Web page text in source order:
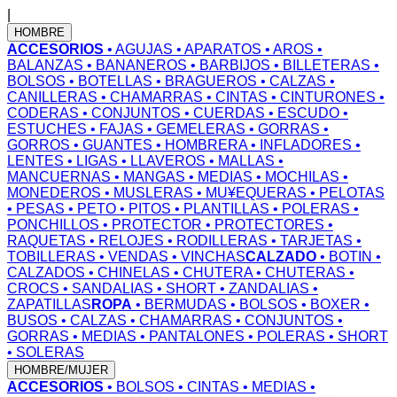
HOMBRE
ACCESORIOS • AGUJAS • APARATOS • AROS •
BALANZAS • BANANEROS • BARBIJOS • BILLETERAS •
BOLSOS • BOTELLAS • BRAGUEROS • CALZAS •
CANILLERAS • CHAMARRAS • CINTAS • CINTURONES •
CODERAS • CONJUNTOS • CUERDAS • ESCUDO •
ESTUCHES • FAJAS • GEMELERAS • GORRAS •
GORROS • GUANTES • HOMBRERA• INFLADORES •
LENTES • LIGAS • LLAVEROS • MALLAS •
MANCUERNAS • MANGAS • MEDIAS • MOCHILAS •
MONEDEROS • MUSLERAS • MU¥EQUERAS • PELOTAS
• PESAS • PETO • PITOS • PLANTILLAS • POLERAS •
PONCHILLOS • PROTECTOR • PROTECTORES •
RAQUETAS • RELOJES • RODILLERAS • TARJETAS •
TOBILLERAS • VENDAS • VINCHASCALZADO • BOTIN •
CALZADOS • CHINELAS • CHUTERA• CHUTERAS •
CROCS • SANDALIAS • SHORT • ZANDALIAS •
ZAPATILLAS ROPA • BERMUDAS • BOLSOS • BOXER •
BUSOS • CALZAS • CHAMARRAS • CONJUNTOS •
GORRAS • MEDIAS • PANTALONES • POLERAS • SHORT
• SOLERAS
HOMBRE/MUJER
ACCESORIOS • BOLSOS • CINTAS • MEDIAS •